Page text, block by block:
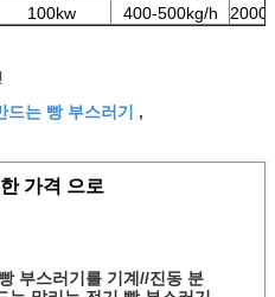
100kw 400-500kg/h
드는 빵 부스러기 ,
가격 으로
부스러기를 기계//진동 분